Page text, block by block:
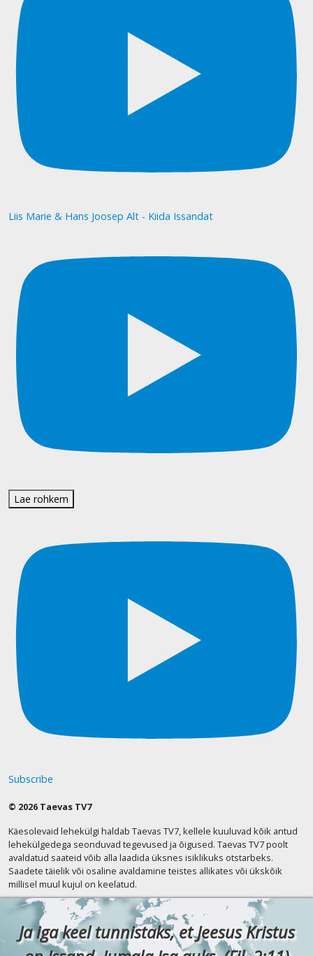
Liis Marie & Hans Joosep Alt - Kiida Issandat
Lae rohkem
Subscribe
© 2026 Taevas TV7
Käesolevaid lehekülgi haldab Taevas TV7, kellele kuuluvad kõik antud
lehekülgedega seonduvad tegevused ja õigused. Taevas TV7 poolt
avaldatud saateid võib alla laadida üksnes isiklikuks otstarbeks.
Saadete täielik või osaline avaldamine teistes allikates või ükskõik
millisel muul kujul on keelatud.
Ja iga keel tunnistaks, et Jeesus Kristus